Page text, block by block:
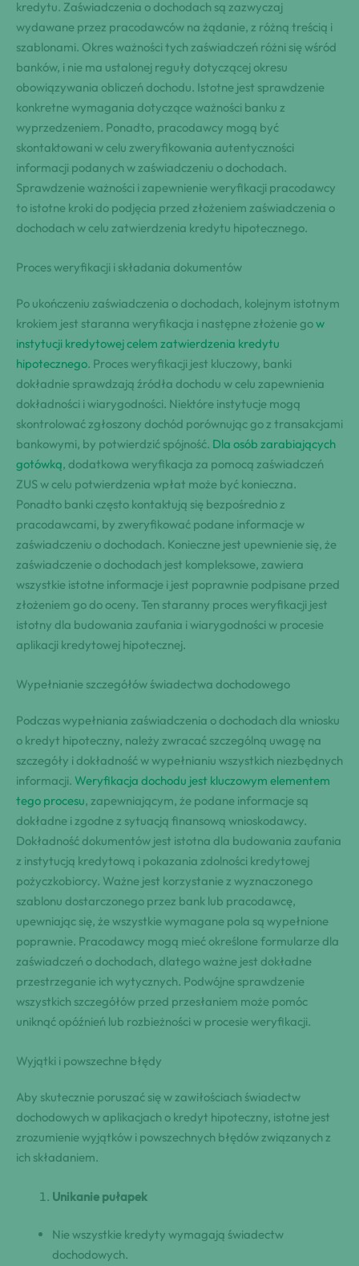
kredytu. Zaświadczenia o dochodach są zazwyczaj
wydawane przez pracodawców na żądanie, z różną treścią i
szablonami. Okres ważności tych zaświadczeń różni się wśród
banków, i nie ma ustalonej reguły dotyczącej okresu
obowiązywania obliczeń dochodu. Istotne jest sprawdzenie
konkretne wymagania dotyczące ważności banku z
wyprzedzeniem. Ponadto, pracodawcy mogą być
skontaktowani w celu zweryfikowania autentyczności
informacji podanych w zaświadczeniu o dochodach.
Sprawdzenie ważności i zapewnienie weryfikacji pracodawcy
to istotne kroki do podjęcia przed złożeniem zaświadczenia o
dochodach w celu zatwierdzenia kredytu hipotecznego.
Proces weryfikacji i składania dokumentów
Po ukończeniu zaświadczenia o dochodach, kolejnym istotnym
krokiem jest staranna weryfikacja i następne złożenie gow
instytucji kredytowej celem zatwierdzenia kredytu
hipotecznego. Proces weryfikacji jest kluczowy, banki
dokładnie sprawdzają źródła dochodu w celu zapewnienia
dokładności i wiarygodności. Niektóre instytucje mogą
skontrolować zgłoszony dochód porównując go z transakcjami
bankowymi, by potwierdzić spójność. Dla osób zarabiających
gotówką, dodatkowa weryfikacja za pomocą zaświadczeń
ZUS w celu potwierdzenia wpłat może być konieczna.
Ponadto banki często kontaktują się bezpośrednio z
pracodawcami, by zweryfikować podane informacje w
zaświadczeniu o dochodach. Konieczne jest upewnienie się, że
zaświadczenie o dochodach jest kompleksowe, zawiera
wszystkie istotne informacje i jest poprawnie podpisane przed
złożeniem go do oceny. Ten staranny proces weryfikacji jest
istotny dla budowania zaufania i wiarygodności w procesie
aplikacji kredytowej hipotecznej.
Wypełnianie szczegółów świadectwa dochodowego
Podczas wypełniania zaświadczenia o dochodach dla wniosku
o kredyt hipoteczny, należy zwracać szczególną uwagę na
szczegóły i dokładność w wypełnianiu wszystkich niezbędnych
informacji. Weryfikacja dochodu jest kluczowym elementem
tego procesu, zapewniającym, że podane informacje są
dokładne i zgodne z sytuacją finansową wnioskodawcy.
Dokładność dokumentów jest istotna dla budowania zaufania
z instytucją kredytową i pokazania zdolności kredytowej
pożyczkobiorcy. Ważne jest korzystanie z wyznaczonego
szablonu dostarczonego przez bank lub pracodawcę,
upewniając się, że wszystkie wymagane pola są wypełnione
poprawnie. Pracodawcy mogą mieć określone formularze dla
zaświadczeń o dochodach, dlatego ważne jest dokładne
przestrzeganie ich wytycznych. Podwójne sprawdzenie
wszystkich szczegółów przed przesłaniem może pomóc
uniknąć opóźnień lub rozbieżności w procesie weryfikacji.
Wyjątki i powszechne błędy
Aby skutecznie poruszać się w zawiłościach świadectw
dochodowych w aplikacjach o kredyt hipoteczny, istotne jest
zrozumienie wyjątków i powszechnych błędów związanych z
ich składaniem.
Unikanie pułapek
Nie wszystkie kredyty wymagają świadectw
dochodowych.